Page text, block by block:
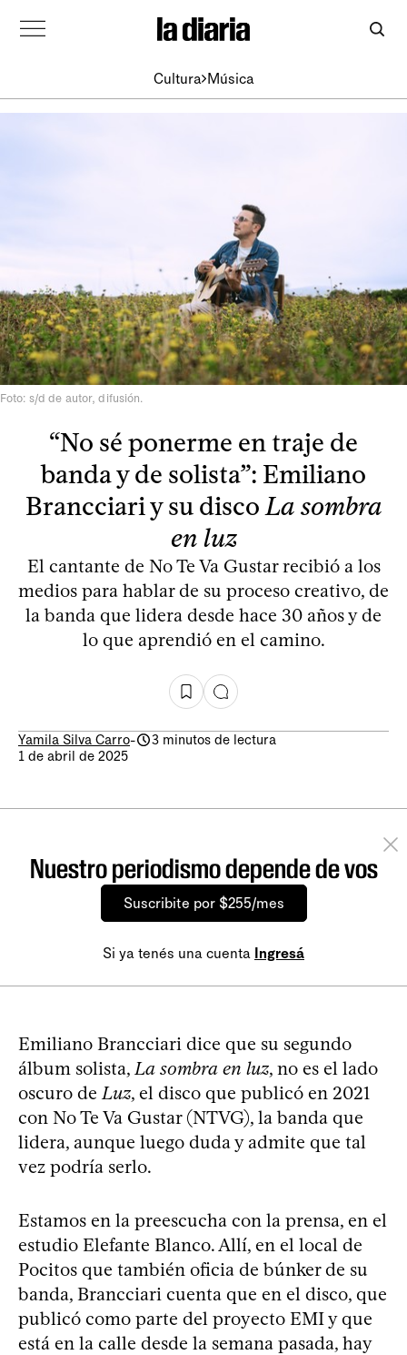
Cultura Música
Foto: s/d de autor, difusión.
“No sé ponerme en traje de
banda y de solista”: Emiliano
Brancciari y su disco La sombra
en luz
El cantante de No Te Va Gustar recibió a los
medios para hablar de su proceso creativo, de
la banda que lidera desde hace 30 años y de
lo que aprendió en el camino.
Yamila Silva Carro-
3 minutos de lectura
1 de abril de 2025
Nuestro periodismo depende de vos
Suscribite por $255/mes
Si ya tenés una cuenta Ingresá
Emiliano Brancciari dice que su segundo
álbum solista, La sombra en luz, no es el lado
oscuro de Luz, el disco que publicó en 2021
con No Te Va Gustar (NTVG), la banda que
lidera, aunque luego duda y admite que tal
vez podría serlo.
Estamos en la preescucha con la prensa, en el
estudio Elefante Blanco. Allí, en el local de
Pocitos que también oficia de búnker de su
banda, Brancciari cuenta que en el disco, que
publicó como parte del proyecto EMI y que
está en la calle desde la semana pasada, hay